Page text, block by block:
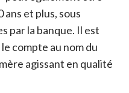
et plus, sous
par la banque. Il est
compte au nom du
agissant en qualité